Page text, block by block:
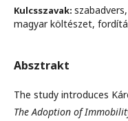
Kulcsszavak:
magyar költészet,
Absztrakt
The study introduces
The Adoption of